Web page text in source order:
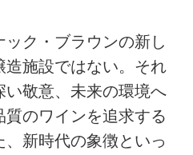
ック・ブラウンの新し
造施設ではない。それ
い敬意、未来の環境へ
のワインを追求する
新時代の象徴といっ